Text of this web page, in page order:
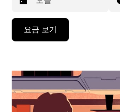
작
면
요금 보기